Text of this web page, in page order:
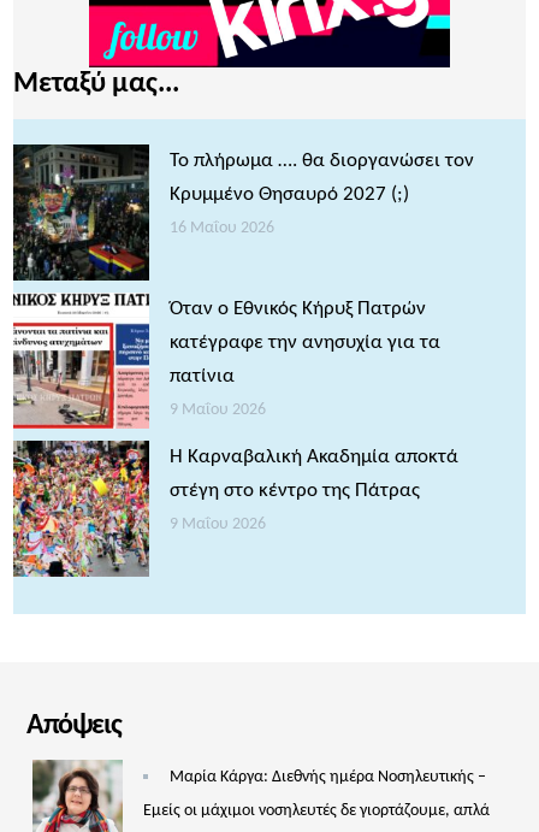
Μεταξύ μας...
Το πλήρωμα …. θα διοργανώσει τον
Κρυμμένο Θησαυρό 2027 (;)
16 Μαΐου 2026
Όταν ο Εθνικός Κήρυξ Πατρών
κατέγραφε την ανησυχία για τα
πατίνια
9 Μαΐου 2026
Η Καρναβαλική Ακαδημία αποκτά
στέγη στο κέντρο της Πάτρας
9 Μαΐου 2026
Απόψεις
Μαρία Κάργα: Διεθνής ημέρα Νοσηλευτικής –
Εμείς οι μάχιμοι νοσηλευτές δε γιορτάζουμε, απλά